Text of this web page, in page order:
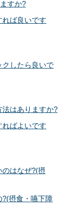
すか?
ば良いです
クしたら良いで
はありますか?
ばよいです
のはなぜ?(摂
?(摂食・嚥下障